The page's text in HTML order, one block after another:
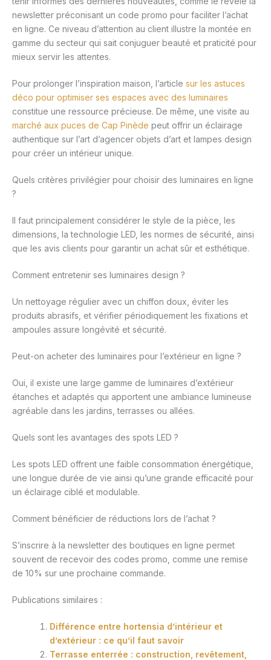
newsletter préconisant un code promo pour faciliter l’achat
en ligne. Ce niveau d’attention au client illustre la montée en
gamme du secteur qui sait conjuguer beauté et praticité pour
mieux servir les attentes.
Pour prolonger l’inspiration maison, l’article sur les astuces
déco pour optimiser ses espaces avec des luminaires
constitue une ressource précieuse. De même, une visite au
marché aux puces de Cap Pinède peut offrir un éclairage
authentique sur l’art d’agencer objets d’art et lampes design
pour créer un intérieur unique.
Quels critères privilégier pour choisir des luminaires en ligne
?
Il faut principalement considérer le style de la pièce, les
dimensions, la technologie LED, les normes de sécurité, ainsi
que les avis clients pour garantir un achat sûr et esthétique.
Comment entretenir ses luminaires design ?
Un nettoyage régulier avec un chiffon doux, éviter les
produits abrasifs, et vérifier périodiquement les fixations et
ampoules assure longévité et sécurité.
Peut-on acheter des luminaires pour l’extérieur en ligne ?
Oui, il existe une large gamme de luminaires d’extérieur
étanches et adaptés qui apportent une ambiance lumineuse
agréable dans les jardins, terrasses ou allées.
Quels sont les avantages des spots LED ?
Les spots LED offrent une faible consommation énergétique,
une longue durée de vie ainsi qu’une grande efficacité pour
un éclairage ciblé et modulable.
Comment bénéficier de réductions lors de l’achat ?
S’inscrire à la newsletter des boutiques en ligne permet
souvent de recevoir des codes promo, comme une remise
de 10% sur une prochaine commande.
Publications similaires :
Différence entre hortensia d’intérieur et
d’extérieur : ce qu’il faut savoir
Terrasse enterrée : construction, revêtement,